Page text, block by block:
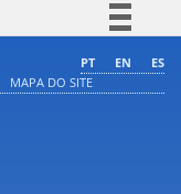
Comunica BR
PT EN
ES
MAPA DO SITE